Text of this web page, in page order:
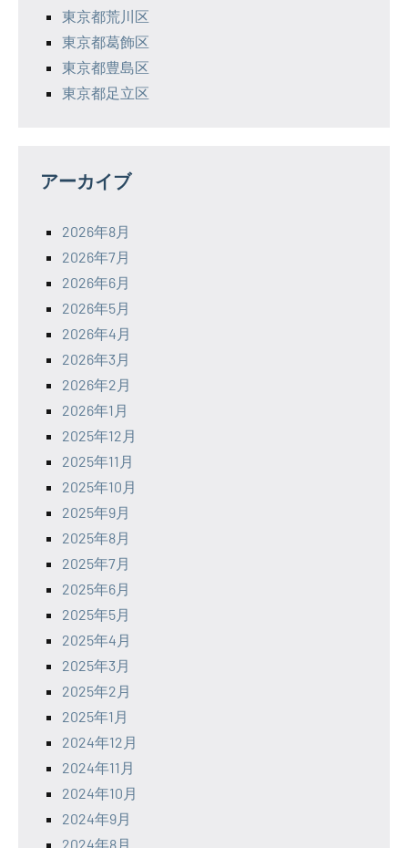
東京都荒川区
東京都葛飾区
東京都豊島区
東京都足立区
アーカイブ
2026年8月
2026年7月
2026年6月
2026年5月
2026年4月
2026年3月
2026年2月
2026年1月
2025年12月
2025年11月
2025年10月
2025年9月
2025年8月
2025年7月
2025年6月
2025年5月
2025年4月
2025年3月
2025年2月
2025年1月
2024年12月
2024年11月
2024年10月
2024年9月
2024年8月